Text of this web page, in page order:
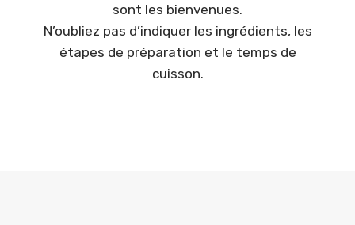
sont les bienvenues.
N’oubliez pas d’indiquer les ingrédients, les
étapes de préparation et le temps de
cuisson.